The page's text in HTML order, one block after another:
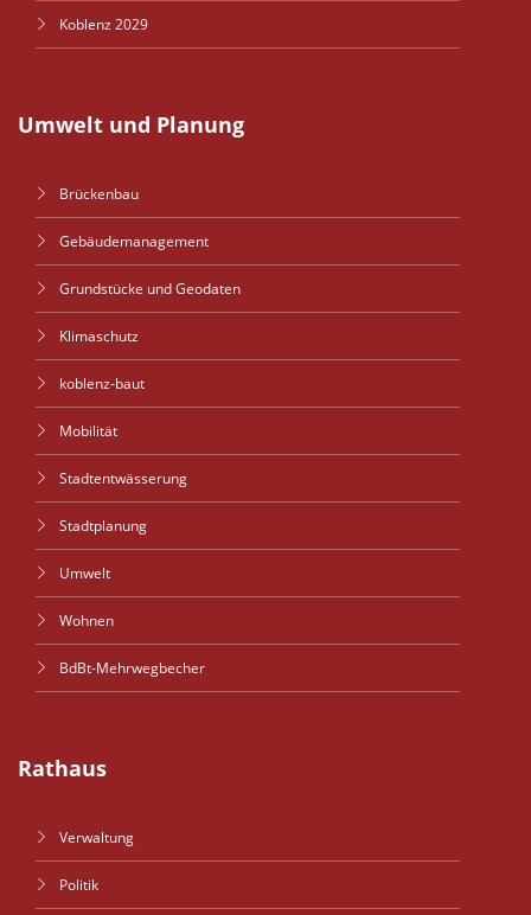
Koblenz 2029
Umwelt und Planung
Brückenbau
Gebäudemanagement
Grundstücke und Geodaten
Klimaschutz
koblenz-baut
Mobilität
Stadtentwässerung
Stadtplanung
Umwelt
Wohnen
BdBt-Mehrwegbecher
Rathaus
Verwaltung
Politik